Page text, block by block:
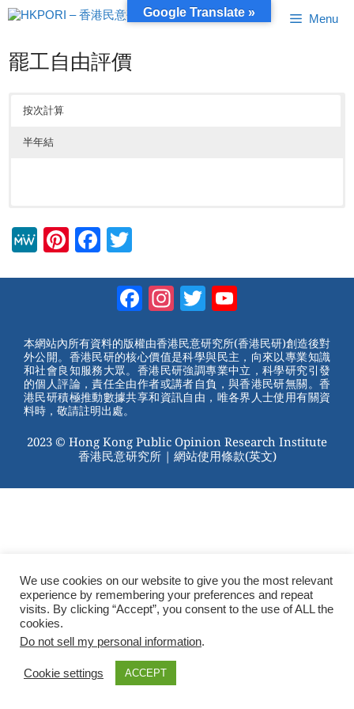
跳
至
容
Menu
罷工自由評價
按次計算
半年結
M
Pi
st
F
b
o
o
k
tt
er
Facebook
Instagram
Twitter
本網站內所有資料的版權由香港民意研究所(香港民研)創造後對
外公開。香港民研的核心價值是科學與民主，向來以專業知識
和社會良知服務大眾。香港民研強調專業中立，科學研究引發
的個人評論，責任全由作者或講者自負，與香港民研無關。香
港民研積極推動數據共享和資訊自由，唯各界人士使用有關資
料時，敬請註明出處。
2023 © Hong Kong Public Opinion Research Institute
香港民意研究所 | 網站使用條款(英文)
We use cookies on our website to give you the most relevant
experience by remembering your preferences and repeat
visits. By clicking “Accept”, you consent to the use of ALL the
cookies.
Do not sell my personal information.
Cookie settings ACCEPT
Google Translate »